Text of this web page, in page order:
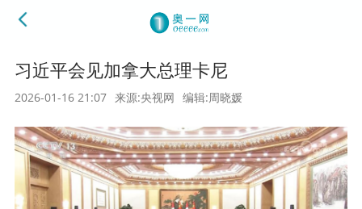
习近平会见加拿大总理卡尼
2026-01-16 21:07 来源:央视网 编辑:周晓媛